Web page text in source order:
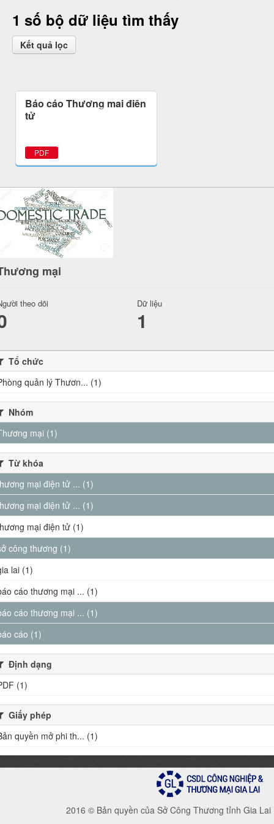
1 số bộ dữ liệu tìm thấy
Kết quả lọc
Báo cáo Thương mại điện
tử
PDF
mại
theo dõi Dữ liệu
1
Tổ chức
quản lý Thươn... (1)
Nhóm
mại (1)
Từ khóa
mại điện tử ... (1)
mại điện tử ... (1)
mại điện tử (1)
công thương (1)
lai (1)
cáo thương mại ... (1)
cáo thương mại ... (1)
cáo (1)
Định dạng
(1)
Giấy phép
quyền mở phi th... (1)
2016 © Bản quyền của Sở Công Thương tỉnh Gia Lai